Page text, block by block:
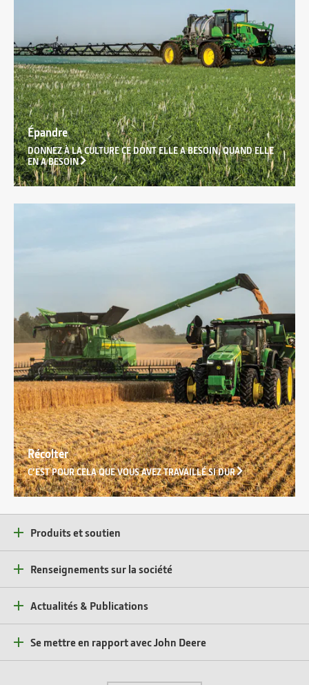
Épandre
DONNEZ À LA CULTURE CE DONT ELLE A BESOIN, QUAND ELLE
EN A BESOIN
Récolter
C’EST POUR CELA QUE VOUS AVEZ TRAVAILLÉ SI DUR
Produits et soutien
Renseignements sur la société
Actualités & Publications
Se mettre en rapport avec John Deere